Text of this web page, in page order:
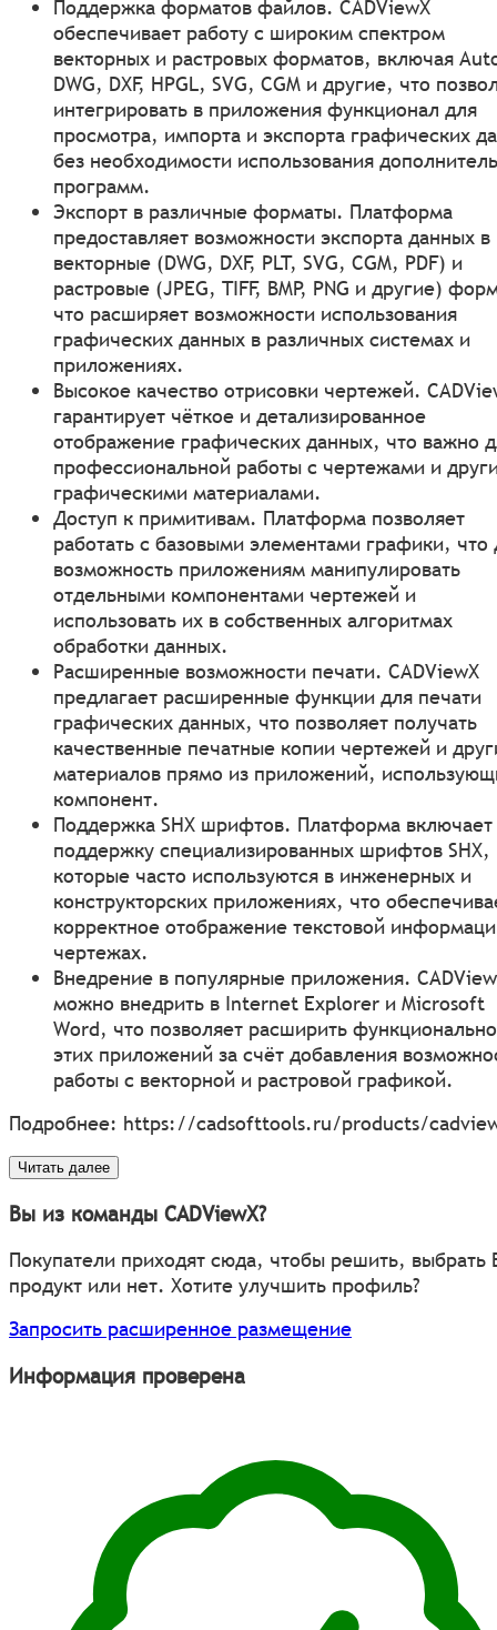
Поддержка форматов файлов. CADViewХ
обеспечивает работу с широким спектром
векторных и растровых форматов, включая
DWG, DXF, HPGL, SVG, CGM и другие, что
интегрировать в приложения функционал для
просмотра, импорта и экспорта графических
без необходимости использования
программ.
Экспорт в различные форматы. Платформа
предоставляет возможности экспорта данных в
векторные (DWG, DXF, PLT, SVG, CGM, PDF) и
растровые (JPEG, TIFF, BMP, PNG и другие)
что расширяет возможности использования
графических данных в различных системах и
приложениях.
Высокое качество отрисовки чертежей.
гарантирует чёткое и детализированное
отображение графических данных, что важно
профессиональной работы с чертежами и
графическими материалами.
Доступ к примитивам. Платформа позволяет
работать с базовыми элементами графики, что
возможность приложениям манипулировать
отдельными компонентами чертежей и
использовать их в собственных алгоритмах
обработки данных.
Расширенные возможности печати. CADViewХ
предлагает расширенные функции для печати
графических данных, что позволяет получать
качественные печатные копии чертежей и
материалов прямо из приложений,
компонент.
Поддержка SHX шрифтов. Платформа включает
поддержку специализированных шрифтов SHX,
которые часто используются в инженерных и
конструкторских приложениях, что
корректное отображение текстовой
чертежах.
Внедрение в популярные приложения.
можно внедрить в Internet Explorer и Microsoft
Word, что позволяет расширить
этих приложений за счёт добавления
работы с векторной и растровой графикой.
Подробнее: https://cadsofttools.ru/products/
Читать далее
Вы из команды CADViewХ?
Покупатели приходят сюда, чтобы решить, выбрать
продукт или нет. Хотите улучшить профиль?
Запросить расширенное размещение
Информация проверена